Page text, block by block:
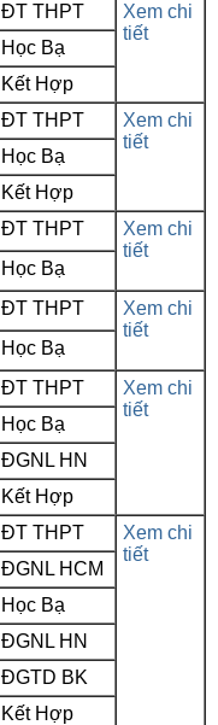
ĐT THPT
Xem chi
tiết
Học Bạ
Kết Hợp
ĐT THPT
Xem chi
tiết
Học Bạ
Kết Hợp
ĐT THPT
Xem chi
tiết
Học Bạ
ĐT THPT
Xem chi
tiết
Học Bạ
ĐT THPT
Xem chi
tiết
Học Bạ
ĐGNL HN
Kết Hợp
ĐT THPT
Xem chi
tiết
ĐGNL HCM
Học Bạ
ĐGNL HN
ĐGTD BK
Kết Hợp